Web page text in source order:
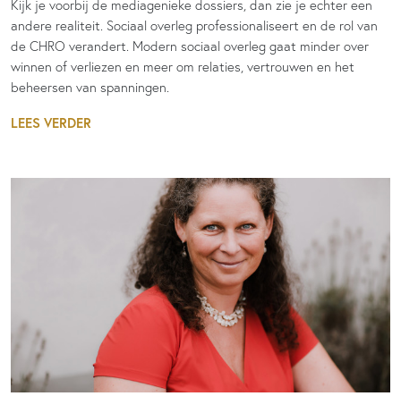
Kijk je voorbij de mediagenieke dossiers, dan zie je echter een
andere realiteit. Sociaal overleg professionaliseert en de rol van
de CHRO verandert. Modern sociaal overleg gaat minder over
winnen of verliezen en meer om relaties, vertrouwen en het
beheersen van spanningen.
LEES VERDER